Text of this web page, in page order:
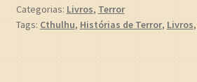
E.
Howard)
Categorias: Livros, Terror
Tags: Cthulhu, Histórias de Terror, Livros,